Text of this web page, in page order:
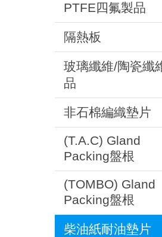
PTFE四氟製品
隔熱板
玻璃纖維/陶瓷纖
品
非石棉編織墊片
(T.A.C) Gland
Packing盤根
(TOMBO) Gland
Packing盤根
柴油紙耐油墊片